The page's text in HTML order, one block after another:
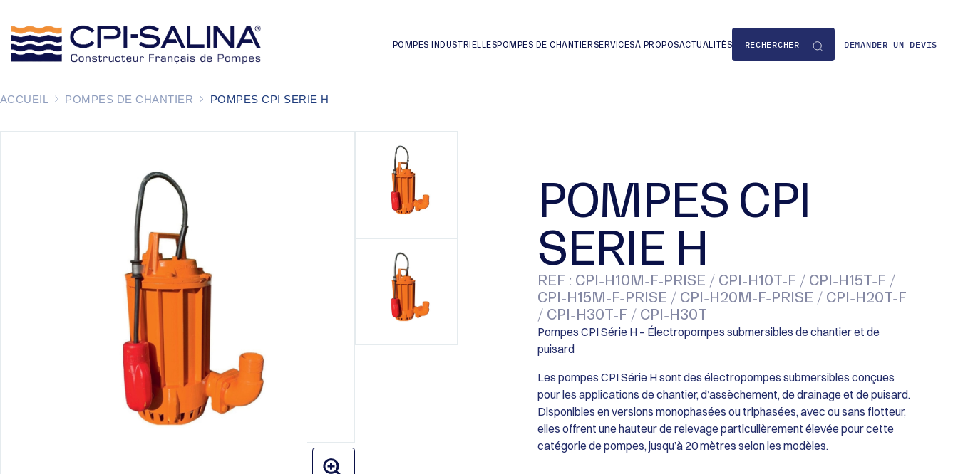
POMPES INDUSTRIELLESPOMPES DE CHANTIERSERVICESÀ PROPOSACTUALITÉS DEMANDER UN DEVIS
ACCUEIL POMPES DE CHANTIER POMPES CPI SERIE H
POMPES CPI
SERIE H
REF : CPI-H10M-F-PRISE / CPI-H10T-F / CPI-H15T-F /
CPI-H15M-F-PRISE / CPI-H20M-F-PRISE / CPI-H20T-F
/ CPI-H30T-F / CPI-H30T
Pompes CPI Série H – Électropompes submersibles de chantier et de
puisard
Les pompes CPI Série H sont des électropompes submersibles conçues
pour les applications de chantier, d’assèchement, de drainage et de puisard.
Disponibles en versions monophasées ou triphasées, avec ou sans flotteur,
elles offrent une hauteur de relevage particulièrement élevée pour cette
catégorie de pompes, jusqu’à 20 mètres selon les modèles.